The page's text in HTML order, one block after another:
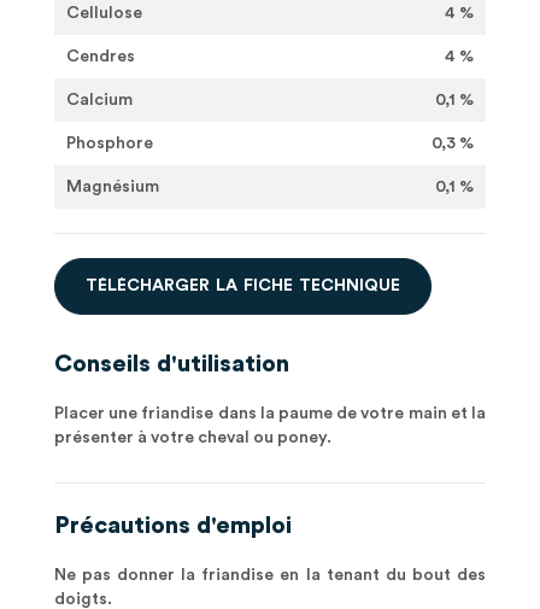
Cellulose 4 %
Cendres 4 %
Calcium 0,1 %
Phosphore 0,3 %
Magnésium 0,1 %
T É LÉCHARG E R LA FI CH E T ECH N QU E
Conseils d'utilisation
Placer une friandise dans la paume de votre main et la
présenter à votre cheval ou poney.
Précautions d'emploi
Ne pas donner la friandise en la tenant du bout des
doigts.